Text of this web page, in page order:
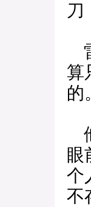
刀
算
的
眼
个
不